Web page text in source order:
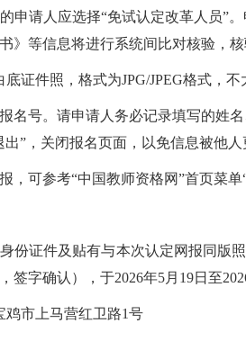
申请人应选择“免试认定改革人员”
》等信息将进行系统间比对核验，
证件照，格式为JPG/JPEG格式，不
名号。请申请人务必记录填写的姓
”，关闭报名页面，以免信息被他人
，可参考“中国教师资格网”首页菜
份证件及贴有与本次认定网报同版
签字确认），于2026年5月19日至
市上马营红卫路1号